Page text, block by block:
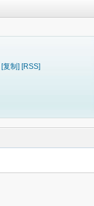
[复制] [RSS]